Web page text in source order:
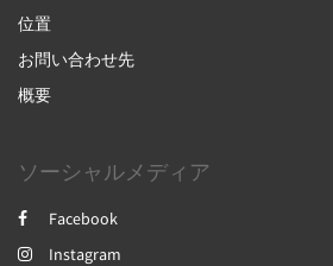
位置
お問い合わせ先
概要
ソーシャルメディア
Facebook
Instagram